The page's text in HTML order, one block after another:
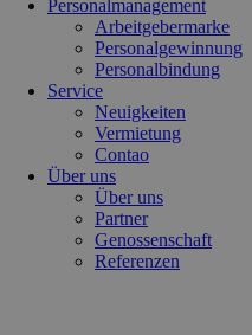
Personalmanagement
Arbeitgebermarke
Personalgewinnung
Personalbindung
Service
Neuigkeiten
Vermietung
Contao
Über uns
Über uns
Partner
Genossenschaft
Referenzen